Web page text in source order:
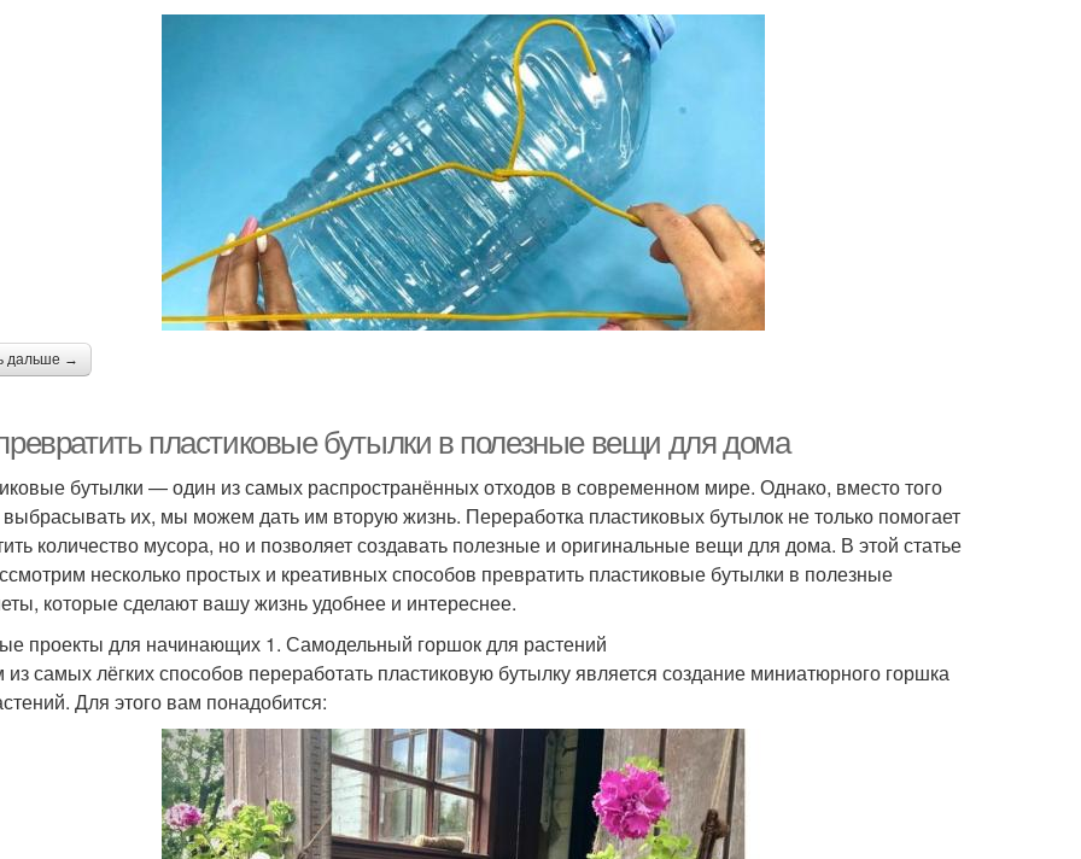
дальше →
пластиковые бутылки в полезные вещи для дома
бутылки — один из самых распространённых отходов в современном мире. Однако, вместо того
их, мы можем дать им вторую жизнь. Переработка пластиковых бутылок не только помогает
количество мусора, но и позволяет создавать полезные и оригинальные вещи для дома. В этой статье
несколько простых и креативных способов превратить пластиковые бутылки в полезные
которые сделают вашу жизнь удобнее и интереснее.
проекты для начинающих 1. Самодельный горшок для растений
самых лёгких способов переработать пластиковую бутылку является создание миниатюрного горшка
Для этого вам понадобится: